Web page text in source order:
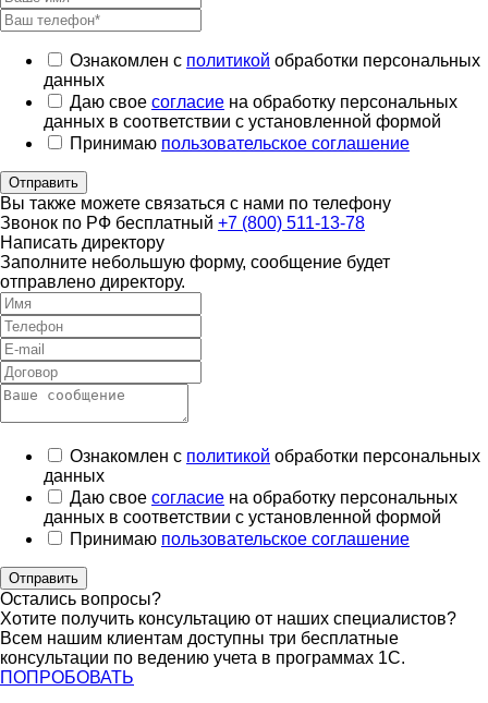
Ознакомлен с политикой обработки персональных
данных
Даю свое согласие на обработку персональных
данных в соответствии с установленной формой
Принимаю пользовательское соглашение
Отправить
Вы также можете связаться с нами по телефону
Звонок по РФ бесплатный +7 (800) 511-13-78
Написать директору
Заполните небольшую форму, сообщение будет
отправлено директору.
Ознакомлен с политикой обработки персональных
данных
Даю свое согласие на обработку персональных
данных в соответствии с установленной формой
Принимаю пользовательское соглашение
Отправить
Остались вопросы?
Хотите получить консультацию от наших специалистов?
Всем нашим клиентам доступны три бесплатные
консультации по ведению учета в программах 1С.
ПОПРОБОВАТЬ